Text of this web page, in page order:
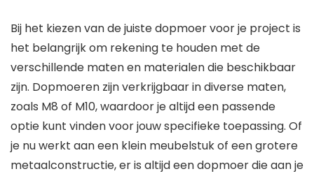
Bij het kiezen van de juiste dopmoer voor je project is
het belangrijk om rekening te houden met de
verschillende maten en materialen die beschikbaar
zijn. Dopmoeren zijn verkrijgbaar in diverse maten,
zoals M8 of M10, waardoor je altijd een passende
optie kunt vinden voor jouw specifieke toepassing. Of
je nu werkt aan een klein meubelstuk of een grotere
metaalconstructie, er is altijd een dopmoer die aan je